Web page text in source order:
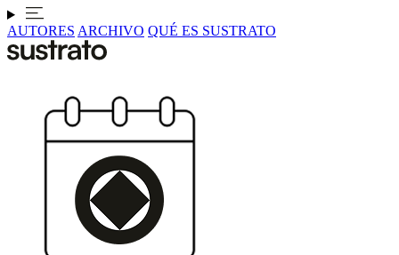
AUTORES ARCHIVO QUÉ ES SUSTRATO